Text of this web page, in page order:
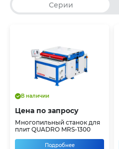
Серии
В наличии
Цена по запросу
Многопильный станок для
плит QUADRO MRS-1300
Подробнее